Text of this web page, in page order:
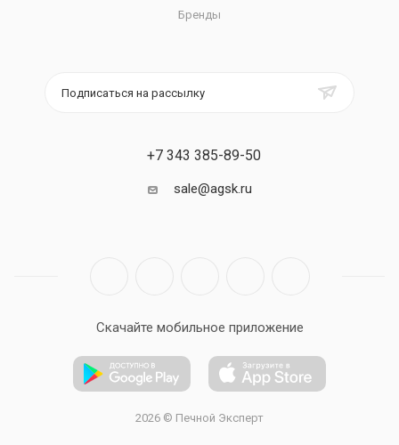
Бренды
Подписаться на рассылку
+7 343 385-89-50
sale@agsk.ru
Скачайте мобильное приложение
2026 © Печной Эксперт